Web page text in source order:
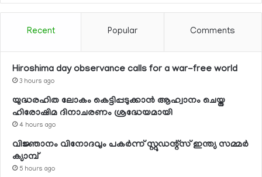
Recent Popular Comments
Hiroshima day observance calls for a war-free world
3 hours ago
യുദ്ധരഹിത ലോകം കെട്ടിപ്പടുക്കാന്‍ ആഹ്വാനം ചെയ്ത
ഹിരോഷിമ ദിനാചരണം ശ്രദ്ധേയമായി
4 hours ago
വിജ്ഞാനം വിനോദവും പകര്‍ന്ന് സ്റ്റുഡന്റ്‌സ് ഇന്ത്യ സമ്മര്‍
ക്യാമ്പ്
5 hours ago